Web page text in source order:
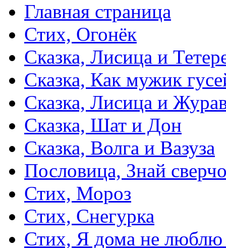
Главная страница
Стих, Огонёк
Сказка, Лисица и
Сказка, Как мужик
Сказка, Лисица и
Сказка, Шат и Дон
Сказка, Волга и Вазуза
Пословица, Знай
Стих, Мороз
Стих, Снегурка
Стих, Я дома не люблю